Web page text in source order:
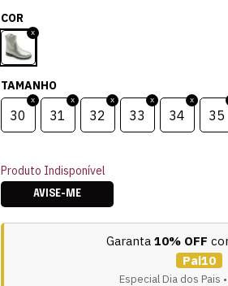
COR
TAMANHO
30 31 32 33 34 35
Produto Indisponível
AVISE-ME
Garanta 10% OFF
Pai10
Especial Dia dos Pais